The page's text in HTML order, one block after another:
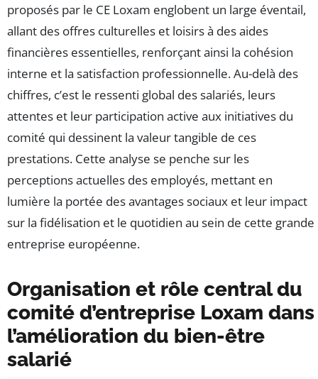
proposés par le CE Loxam englobent un large éventail,
allant des offres culturelles et loisirs à des aides
financières essentielles, renforçant ainsi la cohésion
interne et la satisfaction professionnelle. Au-delà des
chiffres, c’est le ressenti global des salariés, leurs
attentes et leur participation active aux initiatives du
comité qui dessinent la valeur tangible de ces
prestations. Cette analyse se penche sur les
perceptions actuelles des employés, mettant en
lumière la portée des avantages sociaux et leur impact
sur la fidélisation et le quotidien au sein de cette grande
entreprise européenne.
Organisation et rôle central du
comité d’entreprise Loxam dans
l’amélioration du bien-être
salarié